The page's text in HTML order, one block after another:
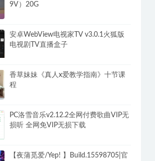
9V）20G
安卓WebView电视家TV v3.0.1火狐版
电视剧TV直播盒子
香草妹妹《真人x爱教学指南》十节课
程
PC洛雪音乐v2.12.2全网付费歌曲VIP无
损听 全网免VIP无损下载
【夜蒲觅爱/Yep! 】Build.15598705|官